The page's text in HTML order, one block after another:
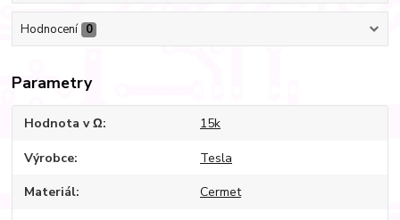
Hodnocení 0
Parametry
Hodnota v Ω 15k
Výrobce Tesla
Materiál Cermet